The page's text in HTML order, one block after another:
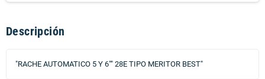
Descripción
"RACHE AUTOMATICO 5 Y 6"" 28E TIPO MERITOR BEST"